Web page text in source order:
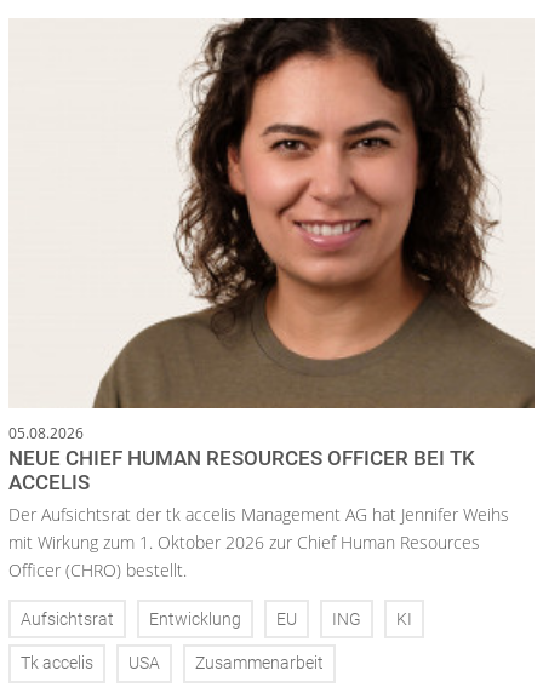
05.08.2026
NEUE CHIEF HUMAN RESOURCES OFFICER BEI TK
ACCELIS
Der Aufsichtsrat der tk accelis Management AG hat Jennifer Weihs
mit Wirkung zum 1. Oktober 2026 zur Chief Human Resources
Officer (CHRO) bestellt.
Aufsichtsrat Entwicklung EU ING KI
Tk accelis USA Zusammenarbeit